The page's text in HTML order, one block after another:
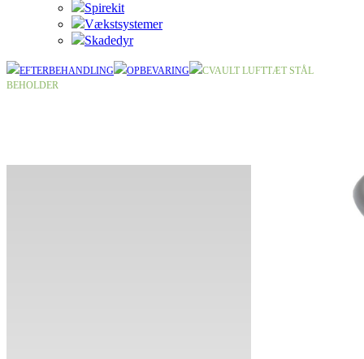
Spirekit
Vækstsystemer
Skadedyr
EFTERBEHANDLING OPBEVARING
CVAULT LUFTTÆT STÅL
BEHOLDER